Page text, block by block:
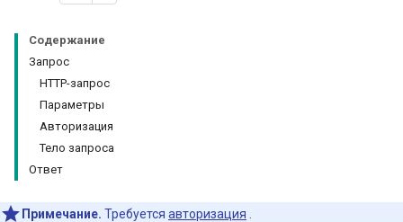
Содержание
Запрос
HTTP-запрос
Параметры
Авторизация
Тело запроса
Ответ
Примечание. Требуется авторизация